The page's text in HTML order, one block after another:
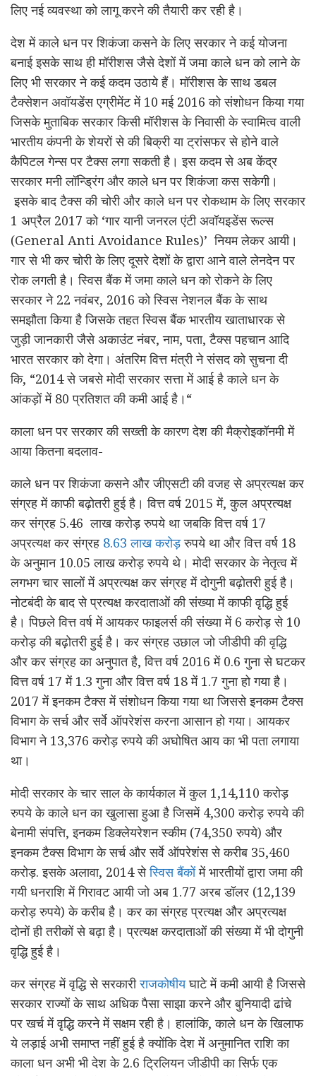
लिए नई व्यवस्था को लागू करने की तैयारी कर रही है।
देश में काले धन पर शिकंजा कसने के लिए सरकार ने कई योजना
बनाई इसके साथ ही मॉरीशस जैसे देशों में जमा काले धन को लाने के
लिए भी सरकार ने कई कदम उठाये हैं। मॉरीशस के साथ डबल
टैक्सेशन अवॉयडेंस एग्रीमेंट में 10 मई 2016 को संशोधन किया गया
जिसके मुताबिक सरकार किसी मॉरीशस के निवासी के स्वामित्व वाली
भारतीय कंपनी के शेयरों से की बिक्री या ट्रांसफर से होने वाले
कैपिटल गेन्स पर टैक्स लगा सकती है। इस कदम से अब केंद्र
सरकार मनी लॉन्ड्रिंग और काले धन पर शिकंजा कस सकेगी।
इसके बाद टैक्स की चोरी और काले धन पर रोकथाम के लिए सरकार
1 अप्रैल 2017 को ‘गार यानी जनरल एंटी अवॉयइडेंस रूल्स
(General Anti Avoidance Rules)’ नियम लेकर आयी।
गार से भी कर चोरी के लिए दूसरे देशों के द्वारा आने वाले लेनदेन पर
रोक लगती है। स्विस बैंक में जमा काले धन को रोकने के लिए
सरकार ने 22 नवंबर, 2016 को स्विस नेशनल बैंक के साथ
समझौता किया है जिसके तहत स्विस बैंक भारतीय खाताधारक से
जुड़ी जानकारी जैसे अकाउंट नंबर, नाम, पता, टैक्स पहचान आदि
भारत सरकार को देगा। अंतरिम वित्त मंत्री ने संसद को सुचना दी
कि, “2014 से जबसे मोदी सरकार सत्ता में आई है काले धन के
आंकड़ों में 80 प्रतिशत की कमी आई है।“
काला धन पर सरकार की सख्ती के कारण देश की मैक्रोइकॉनमी में
आया कितना बदलाव-
काले धन पर शिकंजा कसने और जीएसटी की वजह से अप्रत्यक्ष कर
संग्रह में काफी बढ़ोतरी हुई है। वित्त वर्ष 2015 में, कुल अप्रत्यक्ष
कर संग्रह 5.46 लाख करोड़ रुपये था जबकि वित्त वर्ष 17
अप्रत्यक्ष कर संग्रह 8.63 लाख करोड़रुपये था और वित्त वर्ष 18
के अनुमान 10.05 लाख करोड़ रुपये थे। मोदी सरकार के नेतृत्व में
लगभग चार सालों में अप्रत्यक्ष कर संग्रह में दोगुनी बढ़ोतरी हुई है।
नोटबंदी के बाद से प्रत्यक्ष करदाताओं की संख्या में काफी वृद्धि हुई
है। पिछले वित्त वर्ष में आयकर फाइलर्स की संख्या में 6 करोड़ से 10
करोड़ की बढ़ोतरी हुई है। कर संग्रह उछाल जो जीडीपी की वृद्धि
और कर संग्रह का अनुपात है, वित्त वर्ष 2016 में 0.6 गुना से घटकर
वित्त वर्ष 17 में 1.3 गुना और वित्त वर्ष 18 में 1.7 गुना हो गया है।
2017 में इनकम टैक्स में संशोधन किया गया था जिससे इनकम टैक्स
विभाग के सर्च और सर्वे ऑपरेशंस करना आसान हो गया। आयकर
विभाग ने 13,376 करोड़ रुपये की अघोषित आय का भी पता लगाया
था।
मोदी सरकार के चार साल के कार्यकाल में कुल 1,14,110 करोड़
रुपये के काले धन का खुलासा हुआ है जिसमें 4,300 करोड़ रुपये की
बेनामी संपत्ति, इनकम डिक्लेयरेशन स्कीम (74,350 रुपये) और
इनकम टैक्स विभाग के सर्च और सर्वे ऑपरेशंस से करीब 35,460
करोड़. इसके अलावा, 2014 सेस्विस बैंकोंमें भारतीयों द्वारा जमा की
गयी धनराशि में गिरावट आयी जो अब 1.77 अरब डॉलर (12,139
करोड़ रुपये) के करीब है। कर का संग्रह प्रत्यक्ष और अप्रत्यक्ष
दोनों ही तरीकों से बढ़ा है। प्रत्यक्ष करदाताओं की संख्या में भी दोगुनी
वृद्धि हुई है।
कर संग्रह में वृद्धि से सरकारीराजकोषीयघाटे में कमी आयी है जिससे
सरकार राज्यों के साथ अधिक पैसा साझा करने और बुनियादी ढांचे
पर खर्च में वृद्धि करने में सक्षम रही है। हालांकि, काले धन के खिलाफ
ये लड़ाई अभी समाप्त नहीं हुई है क्योंकि देश में अनुमानित राशि का
काला धन अभी भी देश के 2.6 ट्रिलियन जीडीपी का सिर्फ एक